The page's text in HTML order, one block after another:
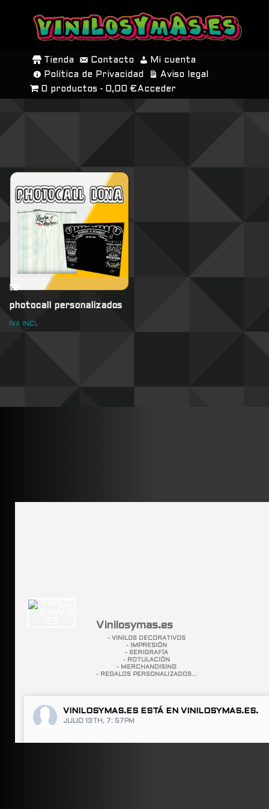
SALTAR
CONTENIDO
Tienda Contacto
Mi cuenta
Política de Privacidad
Aviso legal
0 productos
0,00 € Acceder
photocall personalizados
IVA INCL
Vinilosymas.es
- VINILOS DECORATIVOS
- IMPRESIÓN
- SERIGRAFÍA
- ROTULACIÓN
- MERCHANDISING
- REGALOS PERSONALIZADOS...
VINILOSYMAS.ES ESTÁ EN VINILOSYMAS.ES.
JULIO 13TH, 7: 57PM